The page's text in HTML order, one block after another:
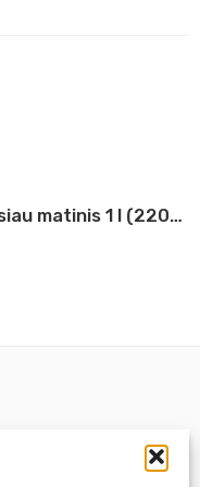
Lakas pusiau matinis 1 l (2204)
10:00 - 18:00